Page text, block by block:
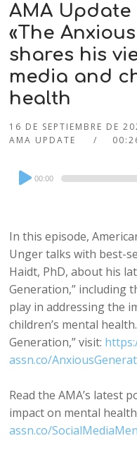
AMA
«The
shares his
media and
health
16 DE SEPTIEMBRE DE
AMA UPDATE
Audio
Player
00:00
In this episode,
Unger talks with best-
Haidt, PhD, about his
Generation,” including
play in addressing the
children’s mental
Generation,” visit:
assn.co/
Read the AMA’s latest
impact on mental
assn.co/